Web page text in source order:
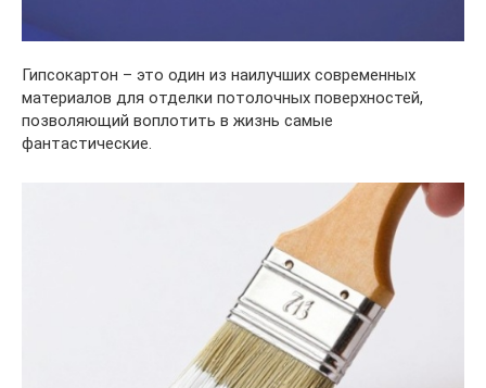
Гипсокартон – это один из наилучших современных
материалов для отделки потолочных поверхностей,
позволяющий воплотить в жизнь самые
фантастические.